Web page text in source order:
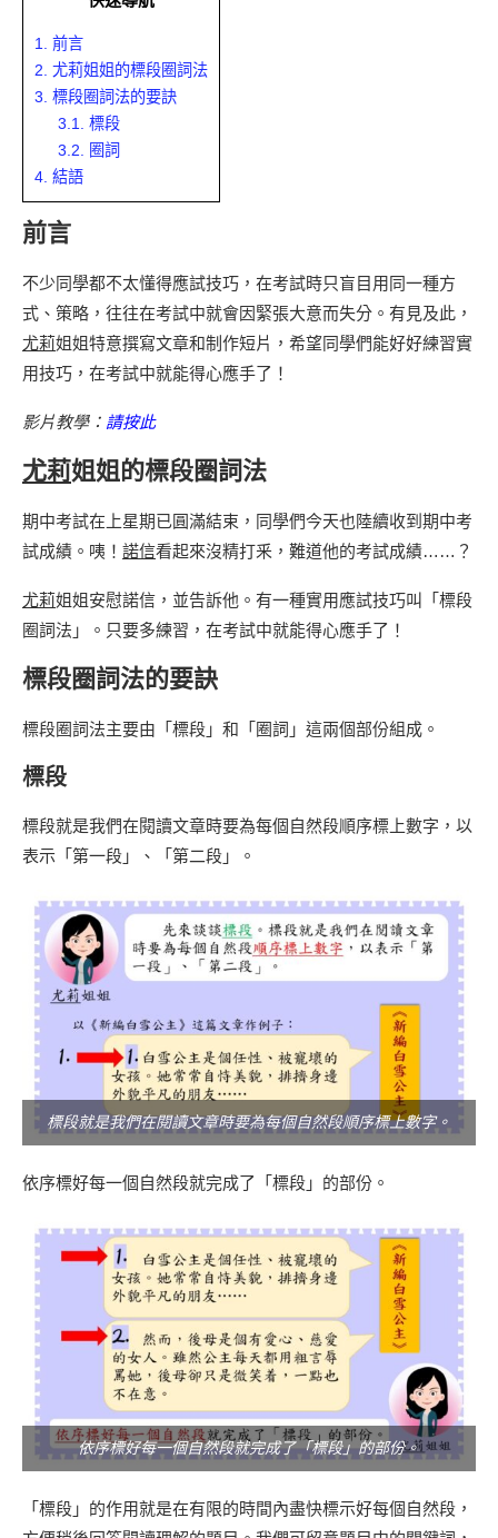
1. 前言
2. 尤莉姐姐的標段圈詞法
3. 標段圈詞法的要訣
3.1. 標段
3.2. 圈詞
4. 結語
前言
不少同學都不太懂得應試技巧，在考試時只盲目用同一種方
式、策略，往往在考試中就會因緊張大意而失分。有見及此，
尤莉姐姐特意撰寫文章和制作短片，希望同學們能好好練習實
用技巧，在考試中就能得心應手了！
影片教學： 請按此
尤莉姐姐的標段圈詞法
期中考試在上星期已圓滿結束，同學們今天也陸續收到期中考
試成績。咦！ 諾信看起來沒精打釆，難道他的考試成績……？
尤莉姐姐安慰諾信，並告訴他。有一種實用應試技巧叫「標段
圈詞法」。只要多練習，在考試中就能得心應手了！
標段圈詞法的要訣
標段圈詞法主要由「標段」和「圈詞」這兩個部份組成。
標段
標段就是我們在閱讀文章時要為每個自然段順序標上數字，以
表示「第一段」、「第二段」。
標段就是我們在閱讀文章時要為每個自然段順序標上數字。
依序標好每一個自然段就完成了「標段」的部份。
依序標好每一個自然段就完成了「標段」的部份。
「標段」的作用就是在有限的時間內盡快標示好每個自然段，